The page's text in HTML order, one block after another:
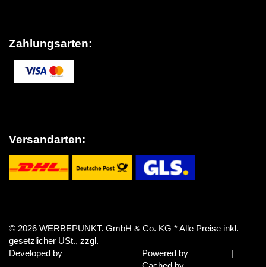
Zahlungsarten:
Versandarten:
© 2026 WERBEPUNKT. GmbH & Co. KG * Alle Preise inkl.
gesetzlicher USt., zzgl.
Developed by
Powered by
|